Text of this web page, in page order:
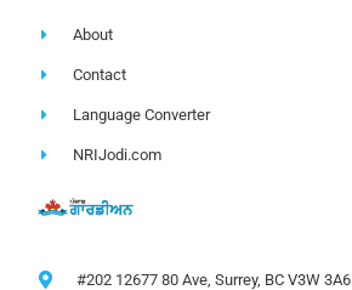
About
Contact
Language Converter
NRIJodi.com
#202 12677 80 Ave, Surrey, BC V3W 3A6